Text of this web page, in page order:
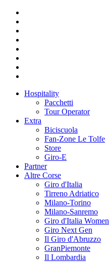
Hospitality
Pacchetti
Tour Operator
Extra
Biciscuola
Fan-Zone Le Tolfe
Store
Giro-E
Partner
Altre Corse
Giro d'Italia
Tirreno Adriatico
Milano-Torino
Milano-Sanremo
Giro d'Italia Women
Giro Next Gen
Il Giro d'Abruzzo
GranPiemonte
Il Lombardia